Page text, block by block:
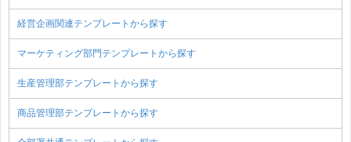
経営企画関連テンプレートから探す
マーケティング部門テンプレートから探す
生産管理部テンプレートから探す
商品管理部テンプレートから探す